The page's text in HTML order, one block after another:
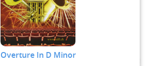
Overture In D Minor